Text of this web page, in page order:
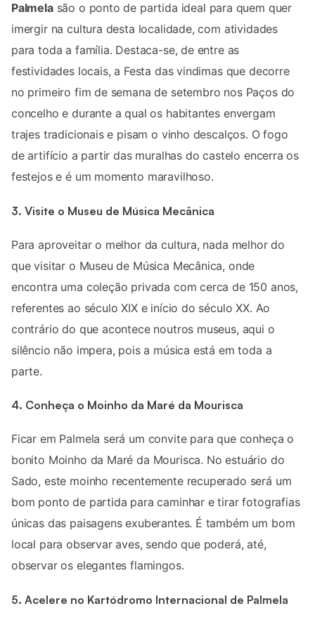
Palmelasão o ponto de partida ideal para quem quer
imergir na cultura desta localidade, com atividades
para toda a família. Destaca-se, de entre as
festividades locais, a Festa das vindimas que decorre
no primeiro fim de semana de setembro nos Paços do
concelho e durante a qual os habitantes envergam
trajes tradicionais e pisam o vinho descalços. O fogo
de artifício a partir das muralhas do castelo encerra os
festejos e é um momento maravilhoso.
3. Visite o Museu de Música Mecânica
Para aproveitar o melhor da cultura, nada melhor do
que visitar o Museu de Música Mecânica, onde
encontra uma coleção privada com cerca de 150 anos,
referentes ao século XIX e início do século XX. Ao
contrário do que acontece noutros museus, aqui o
silêncio não impera, pois a música está em toda a
parte.
4. Conheça o Moinho da Maré da Mourisca
Ficar em Palmela será um convite para que conheça o
bonito Moinho da Maré da Mourisca. No estuário do
Sado, este moinho recentemente recuperado será um
bom ponto de partida para caminhar e tirar fotografias
únicas das paisagens exuberantes. É também um bom
local para observar aves, sendo que poderá, até,
observar os elegantes flamingos.
5. Acelere no Kartódromo Internacional de Palmela